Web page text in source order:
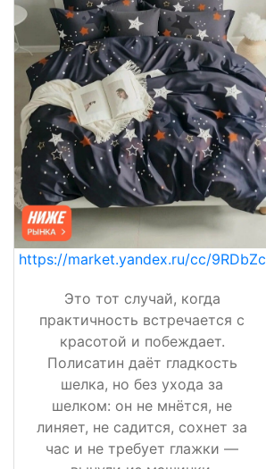
https://market.yandex.ru/cc/9RDbZc
Это тот случай, когда
практичность встречается с
красотой и побеждает.
Полисатин даёт гладкость
шелка, но без ухода за
шелком: он не мнётся, не
линяет, не садится, сохнет за
час и не требует глажки —